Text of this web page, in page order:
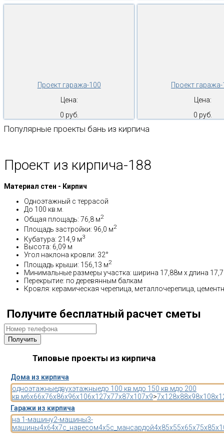
Проект гаража-100
Цена:
0 руб.
Проект
Цена:
0 руб.
Популярные проекты бань из кирпича
Проект из кирпича-188
Материал стен - Кирпич
Одноэтажный с террасой
До 100 кв.м.
Общая площадь: 76,8 м2
Площадь застройки: 96,0 м2
Кубатура: 214,9 м3
Высота: 6,09 м
Угол наклона кровли: 32°
Площадь крыши: 156,13 м2
Минимальные размеры участка: ширина 17,88м x длина
Перекрытие: по деревянным балкам
Кровля: керамическая черепица, металлочерепица,
Получите бесплатный расчет сметы
Типовые проекты из кирпича
Дома из кирпича
одноэтажныедвухэтажныедо 100 кв.мдо 150 кв.мдо 200
кв.м6x66x76x86x96x106x127x77x87x107x9>7x128x88x98x10
Гаражи из кирпича
на 1-машину2-машины3-
машины4x64x7с_навесом4x5с_мансардой4x85x55x65x75x8